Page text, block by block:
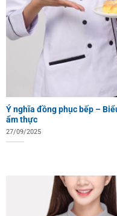
Ý nghĩa đồng phục bếp –
ẩm thực
27/09/2025